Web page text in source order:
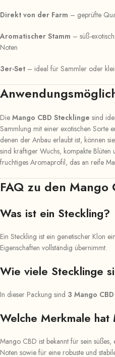
Direkt von der Farm – geprüfte
Aromatischer Stamm – süß-
Noten
3er-Set – ideal für Sammler oder
Die Mango CBD Stecklinge sind
Sammlung mit einer exotischen Sorte
denen der Anbau erlaubt ist, können
sind kräftiger Wuchs, kompakte Blüten
fruchtiges Aromaprofil, das an reife
FAQ zu den Mango
Was ist ein Steckling?
Ein Steckling ist ein genetischer Klon
Eigenschaften vollständig übernimmt.
Wie viele Stecklinge
In dieser Packung sind 3 Mango
Welche Merkmale hat
Mango CBD ist bekannt für sein
Noten sowie für eine robuste und